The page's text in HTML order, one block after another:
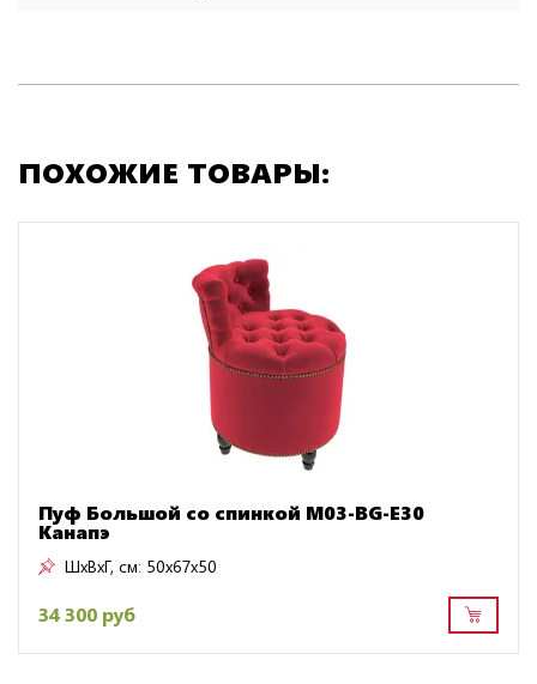
ПОХОЖИЕ ТОВАРЫ:
Пуф Большой со спинкой M03-BG-E30
Канапэ
ШxВxГ, см: 50x67x50
34 300 руб